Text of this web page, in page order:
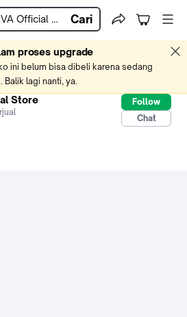
Cari
proses upgrade
ini belum bisa dibeli karena sedang
lagi nanti, ya.
Store
Follow
Chat